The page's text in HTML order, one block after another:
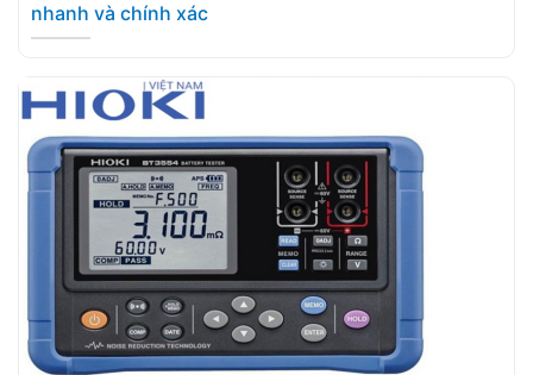
nhanh và chính xác